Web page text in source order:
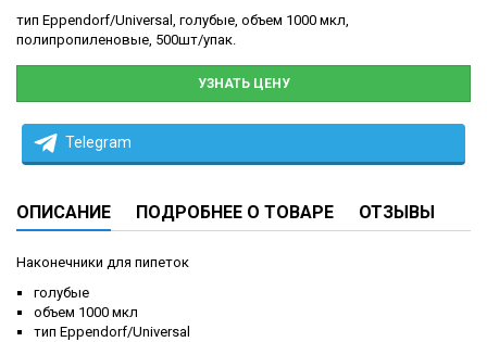
тип Eppendorf/Universal, голубые, объем 1000 мкл,
полипропиленовые, 500шт/упак.
УЗНАТЬ ЦЕНУ
Telegram
ОПИСАНИЕ ПОДРОБНЕЕ О ТОВАРЕ ОТЗЫВЫ
Наконечники для пипеток
голубые
объем 1000 мкл
тип Eppendorf/Universal